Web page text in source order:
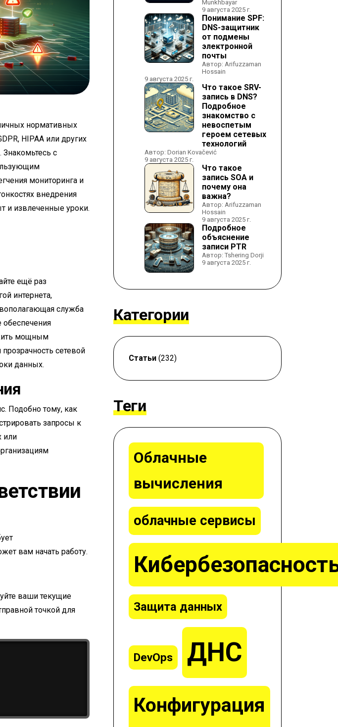
нормативных
HIPAA или других
с
мониторинга и
внедрения
и извлеченные уроки.
ещё раз
интернета,
служба
обеспечения
мощным
сетевой
данных.
Подобно тому, как
запросы к
или
вам начать работу.
ваши текущие
точкой для
Munkhbayar
9 августа 2025 г.
Понимание SPF:
DNS-защитник
от подмены
электронной
почты
Автор: Arifuzzaman
Hossain
9 августа 2025 г.
Что такое SRV-
запись в DNS?
Подробное
знакомство с
невоспетым
героем сетевых
технологий
Автор: Dorian Kovačević
9 августа 2025 г.
Что такое
запись SOA и
почему она
важна?
Автор: Arifuzzaman
Hossain
9 августа 2025 г.
Подробное
объяснение
записи PTR
Автор: Tshering Dorji
9 августа 2025 г.
Категории
Статьи (232)
Теги
Облачные
вычисления
облачные сервисы
Защита данных
DevOps ДНС
Конфигурация